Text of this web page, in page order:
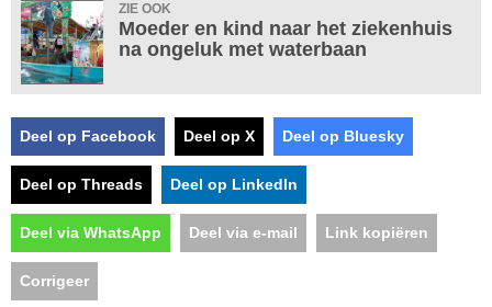
ZIE OOK
Moeder en kind naar het ziekenhuis
na ongeluk met waterbaan
Deel op Facebook Deel op X Deel op Bluesky
Deel op Threads Deel op LinkedIn
Deel via WhatsApp Deel via e-mail Link kopiëren
Corrigeer